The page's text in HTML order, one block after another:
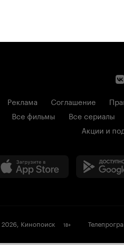
Реклама Соглашение
Все фильмы
Все сериалы
Акции и
2026, Кинопоиск 18+